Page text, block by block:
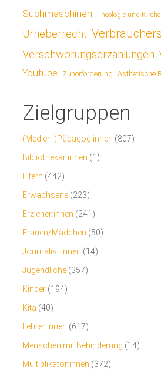
Suchmaschinen Theologie und Kirche
Urheberrecht
Verschwörungserzählungen
Youtube Zuhörförderung Ästhetische
Zielgruppen
(Medien-)Pädagog:innen (807)
Bibliothekar:innen (1)
Eltern (442)
Erwachsene (223)
Erzieher:innen (241)
Frauen/Mädchen (50)
Journalist:innen (14)
Jugendliche (357)
Kinder (194)
Kita (40)
Lehrer:innen (617)
Menschen mit Behinderung (14)
Multiplikator:innen (372)